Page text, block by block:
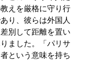
えを厳格に守り行
り、彼らは外国人
別して距離を置い
ました。「パリサ
という意味を持ち